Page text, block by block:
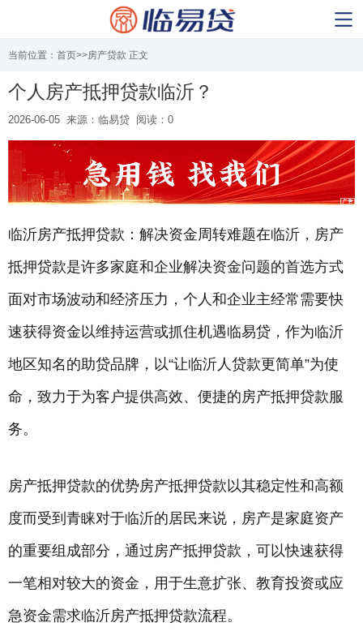
当前位置： 首页>>房产贷款 正文
个人房产抵押贷款临沂？
2026-06-05 来源：临易贷 阅读：0
临沂房产抵押贷款 ：解决资金周转难题在临沂，房产
抵押贷款是许多家庭和企业解决资金问题的首选方式
面对市场波动和经济压力，个人和企业主经常需要快
速获得资金以维持运营或抓住机遇临易贷，作为临沂
地区知名的助贷品牌，以“让临沂人贷款更简单”为使
命，致力于为客户提供高效、便捷的房产抵押贷款服
务。
房产抵押贷款的优势房产抵押贷款以其稳定性和高额
度而受到青睐对于临沂的居民来说，房产是家庭资产
的重要组成部分，通过房产抵押贷款，可以快速获得
一笔相对较大的资金，用于生意扩张、教育投资或应
急资金需求临沂房产抵押贷款流程。